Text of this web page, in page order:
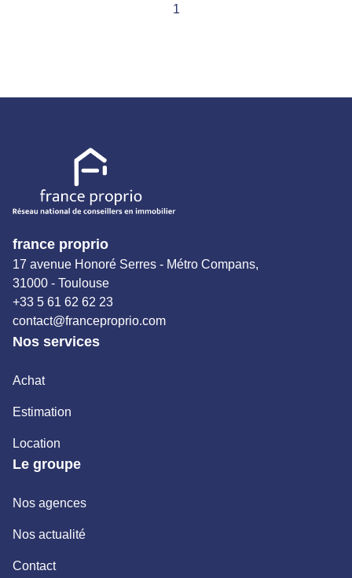
de parking ainsi que d'une cave, offrant ainsi une solution
www.gestionlocative.franceproprio.com Référence
annonce : L6461 FRANCE PROPRIO 05.61.62.62.23
Réseaux de conseillers Immobilier partout en France.
1
france proprio
17 avenue Honoré Serres - Métro Compans,
31000 - Toulouse
+33 5 61 62 62 23
contact@franceproprio.com
Nos services
Achat
Estimation
Location
Le groupe
Nos agences
Nos actualité
Contact